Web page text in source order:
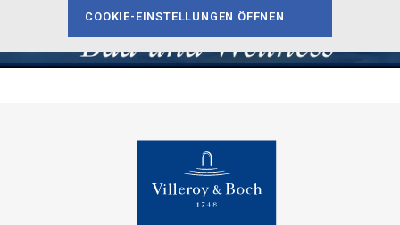
COOKIE-EINSTELLUNGEN ÖFFNEN